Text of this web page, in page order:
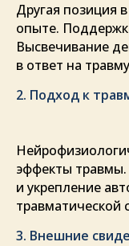
Другая позиция
опыте.
Высвечивание
в ответ на
2. Подход к
эффекты травмы.
и укрепление
травматической
3. Внешние